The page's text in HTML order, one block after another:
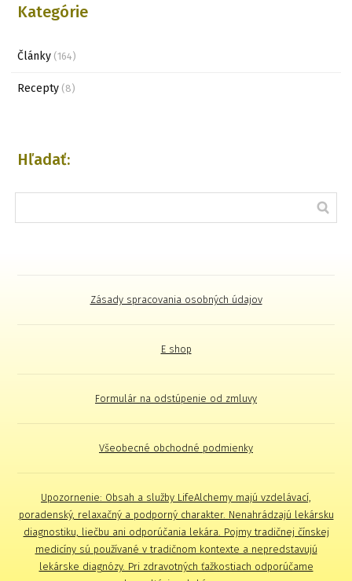
Kategórie
Články (164)
Recepty (8)
Hľadať:
Zásady spracovania osobných údajov
E shop
Formulár na odstúpenie od zmluvy
Všeobecné obchodné podmienky
Upozornenie: Obsah a služby LifeAlchemy majú vzdelávací,
poradenský, relaxačný a podporný charakter. Nenahrádzajú lekársku
diagnostiku, liečbu ani odporúčania lekára. Pojmy tradičnej čínskej
medicíny sú používané v tradičnom kontexte a nepredstavujú
lekárske diagnózy. Pri zdravotných ťažkostiach odporúčame